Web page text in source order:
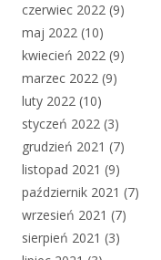
czerwiec 2022 (9)
maj 2022 (10)
kwiecień 2022 (9)
marzec 2022 (9)
luty 2022 (10)
styczeń 2022 (3)
grudzień 2021 (7)
listopad 2021 (9)
październik 2021 (7)
wrzesień 2021 (7)
sierpień 2021 (3)